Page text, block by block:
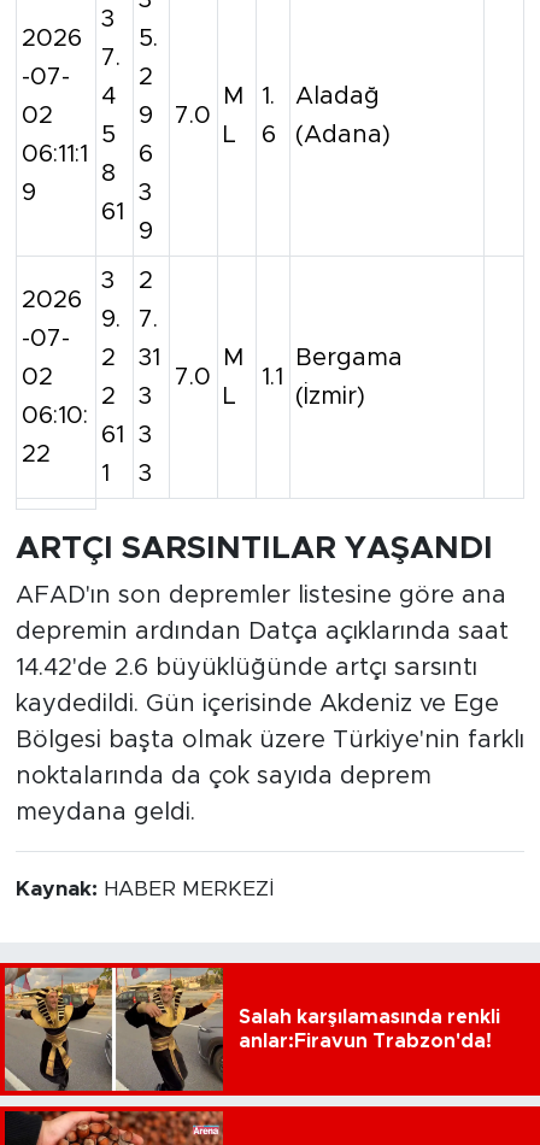
2026
-07-
02
06:11:1
9
3
7.
4
5
8
61
5.
2
9
6
3
9
7.0
M
L
1.
6
Aladağ
(Adana)
2026
-07-
02
06:10:
22
3
9.
2
2
61
1
2
7.
31
3
3
3
7.0
M
L
1.1
Bergama
(İzmir)
ARTÇI SARSINTILAR YAŞANDI
AFAD'ın son depremler listesine göre ana
depremin ardından Datça açıklarında saat
14.42'de 2.6 büyüklüğünde artçı sarsıntı
kaydedildi. Gün içerisinde Akdeniz ve Ege
Bölgesi başta olmak üzere Türkiye'nin farklı
noktalarında da çok sayıda deprem
meydana geldi.
Kaynak: HABER MERKEZİ
Salah karşılamasında renkli
anlar:Firavun Trabzon'da!